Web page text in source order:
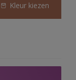
Kleur kiezen